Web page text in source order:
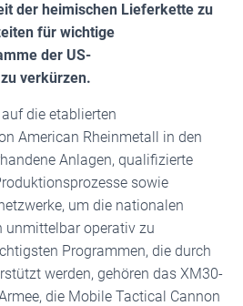
der heimischen Lieferkette zu
für wichtige
der US-
verkürzen.
die etablierten
American Rheinmetall in den
Anlagen, qualifizierte
sowie
um die nationalen
unmittelbar operativ zu
Programmen, die durch
werden, gehören das XM30-
die Mobile Tactical Cannon